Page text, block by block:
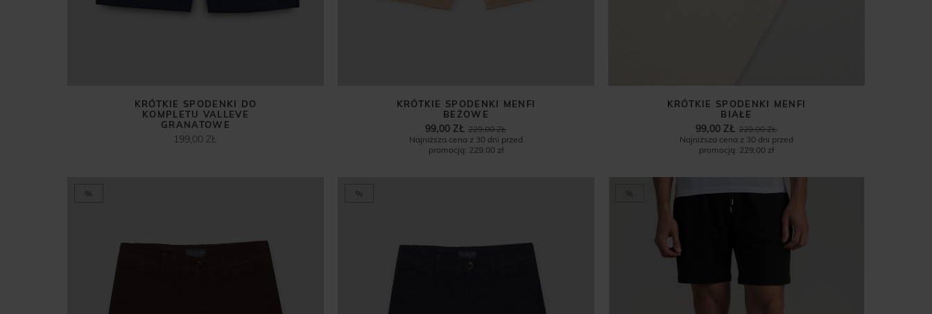
KRÓTKIE SPODENKI DO
KOMPLETU VALLEVE
GRANATOWE
199,00 ZŁ
KRÓTKIE SPODENKI MENFI
BEŻOWE
229,00 ZŁ
99,00 ZŁ
Najniższa cena z 30 dni przed
promocją: 229,00 zł
KRÓTKIE SPODENKI MENFI
BIAŁE
229,00 ZŁ
99,00 ZŁ
Najniższa cena z 30 dni przed
promocją: 229,00 zł
% % %